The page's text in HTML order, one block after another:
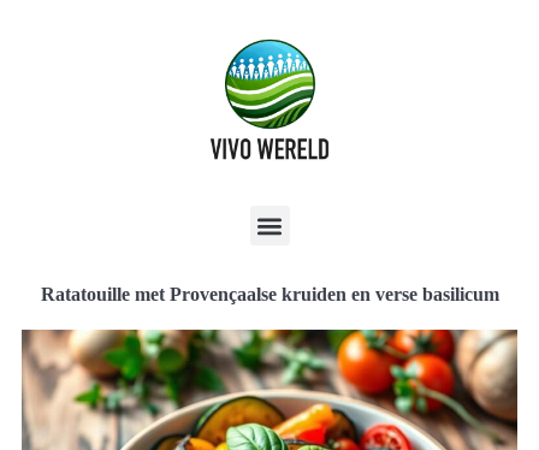
Ratatouille met Provençaalse kruiden en verse basilicum